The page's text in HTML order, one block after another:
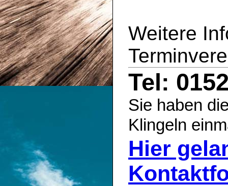
Weitere
Tel:
Sie haben
Klingeln
Hier